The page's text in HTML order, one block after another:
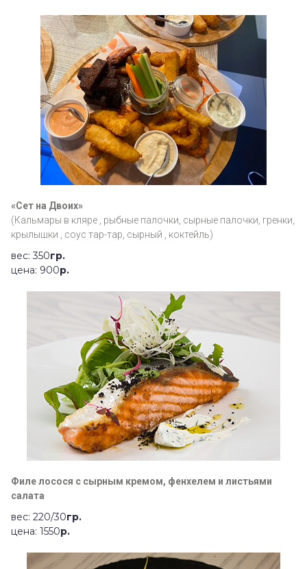
«Сет на Двоих»
(Кальмары в кляре , рыбные палочки, сырные палочки, гренки,
крылышки , соус тар-тар, сырный , коктейль)
вес: 350гр.
цена: 900р.
Филе лосося с сырным кремом, фенхелем и листьями
салата
вес: 220/30гр.
цена: 1550р.